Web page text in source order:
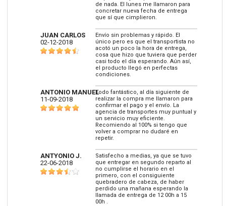
de nada. El lunes me llamaron para
concretar nueva fecha de entrega
que sí que cimplieron.
JUAN CARLOS
02-12-2018
Envío sin problemas y rápido. El
único pero es que el transportista no
acotó un poco la hora de entrega,
cosa que hizo que tuviera que perder
casi todo el día esperando. Aún así,
el producto llegó en perfectas
condiciones.
ANTONIO MANUEL
11-09-2018
Todo fantástico, al día siguiente de
realizar la compra me llamaron para
confirmar el pago y el envío. La
agencia de transportes muy puntual y
un servicio muy eficiente.
Recomiendo al 100% si tengo que
volver a comprar no dudaré en
repetir.
ANTYONIO J.
22-06-2018
Satisfecho a medias, ya que se tuvo
que entregar en segundo reparto al
no cumplirse el horario en el
primero, con el consiguiente
quebradero de cabeza, de haber
perdido una mañana esperando la
llamada de entrega de 12 00h a 15
00h .